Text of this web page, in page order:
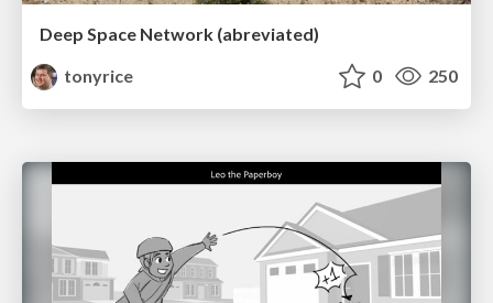
Deep Space Network (abreviated)
tonyrice
0 250